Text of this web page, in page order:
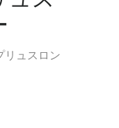
リュスロン